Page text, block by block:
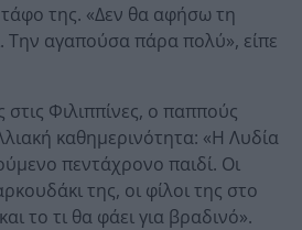
της. «Δεν θα αφήσω τη
Την αγαπούσα πάρα πολύ», είπε
στις Φιλιππίνες, ο παππούς
καθημερινότητα: «Η Λυδία
πεντάχρονο παιδί. Οι
της, οι φίλοι της στο
το τι θα φάει για βραδινό».